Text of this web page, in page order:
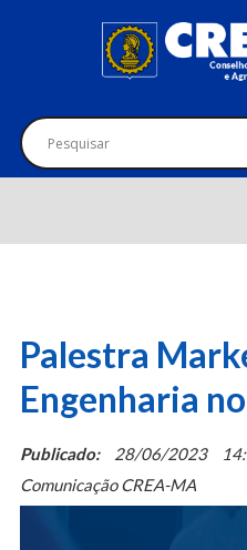
Palestra
Engenharia
Publicado:28/06/2023
Comunicação CREA-MA